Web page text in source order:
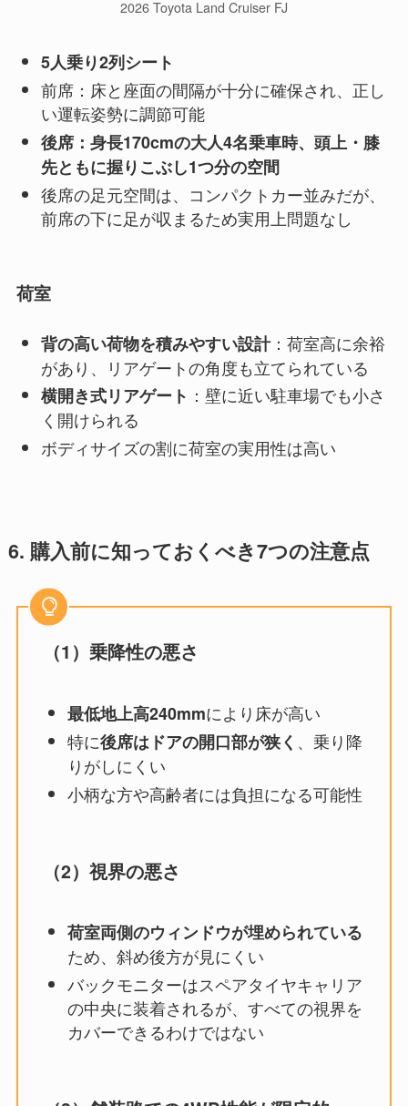
2026 Toyota Land Cruiser FJ
5人乗り2列シート
前席：床と座面の間隔が十分に確保され、正し
い運転姿勢に調節可能
後席：身長170cmの大人4名乗車時、頭上・膝
先ともに握りこぶし1つ分の空間
後席の足元空間は、コンパクトカー並みだが、
前席の下に足が収まるため実用上問題なし
荷室
背の高い荷物を積みやすい設計：荷室高に余裕
があり、リアゲートの角度も立てられている
横開き式リアゲート ：壁に近い駐車場でも小さ
く開けられる
ボディサイズの割に荷室の実用性は高い
6. 購入前に知っておくべき7つの注意点
（1）乗降性の悪さ
最低地上高240mmにより床が高い
特に後席はドアの開口部が狭く 、乗り降
りがしにくい
小柄な方や高齢者には負担になる可能性
（2）視界の悪さ
荷室両側のウィンドウが埋められている
ため、斜め後方が見にくい
バックモニターはスペアタイヤキャリア
の中央に装着されるが、すべての視界を
カバーできるわけではない